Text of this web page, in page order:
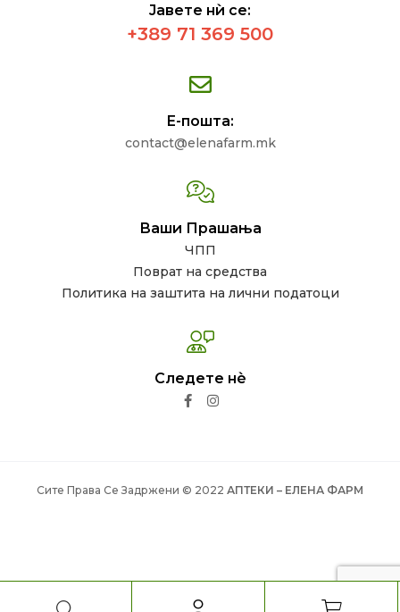
Јавете нѝ се:
+389 71 369 500
Е-пошта:
contact@elenafarm.mk
Ваши Прашања
ЧПП
Поврат на средства
Политика на заштита на лични податоци
Следете нѐ
Сите Права Се Задржени © 2022 АПТЕКИ – ЕЛЕНА ФАРМ